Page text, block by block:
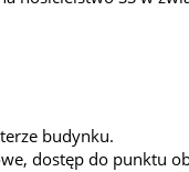
budynku.
dostęp do punktu